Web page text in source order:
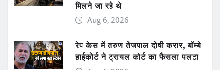
मिलने जा रहे थे
Aug 6, 2026
रेप केस में तरुण तेजपाल दोषी करार, बॉम्बे
हाईकोर्ट ने ट्रायल कोर्ट का फैसला पलटा